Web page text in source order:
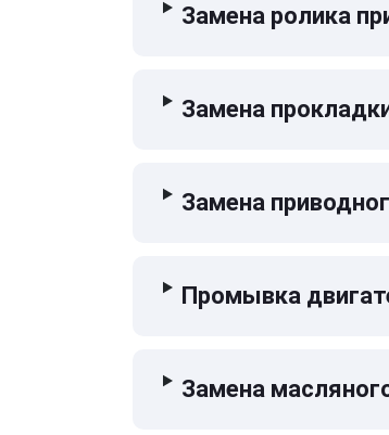
Замена ролика
Замена
Замена
Промывка
Замена